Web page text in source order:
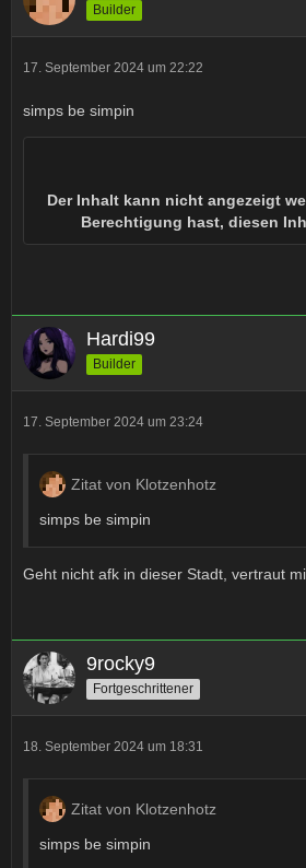
Builder
17. September 2024 um 22:22
simps be simpin
Der Inhalt kann nicht angezeigt
Berechtigung hast, diesen
Hardi99
Builder
17. September 2024 um 23:24
Zitat von Klotzenhotz
simps be simpin
Geht nicht afk in dieser Stadt, vertraut
9rocky9
Fortgeschrittener
18. September 2024 um 18:31
Zitat von Klotzenhotz
simps be simpin